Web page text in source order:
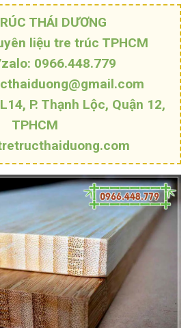
THÁI DƯƠNG
liệu tre trúc TPHCM
0966.448.779
P. Thạnh Lộc, Quận 12,
TPHCM